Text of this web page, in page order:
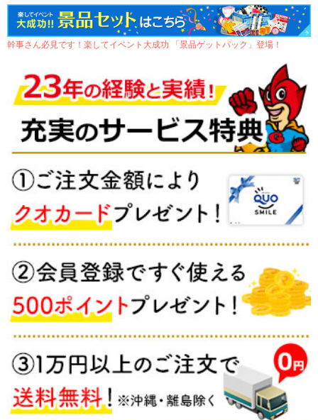
幹事さん必見です！楽してイベント大成功 「景品ゲットパック」登場！